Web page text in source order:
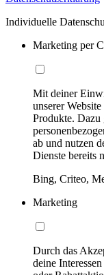
Individuelle
Marketing per
Mit deiner
unserer
Produkte. Dazu
ab und nutzen
Dienste bereits
Bing, Criteo,
Marketing
Durch das
deine